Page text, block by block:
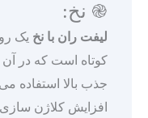
֎ نخ:
لیفت ران با نخ یک
کوتاه است که در
جذب بالا استفاده
افزایش کلاژن